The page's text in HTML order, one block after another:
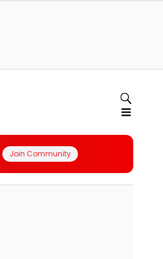
Join Community